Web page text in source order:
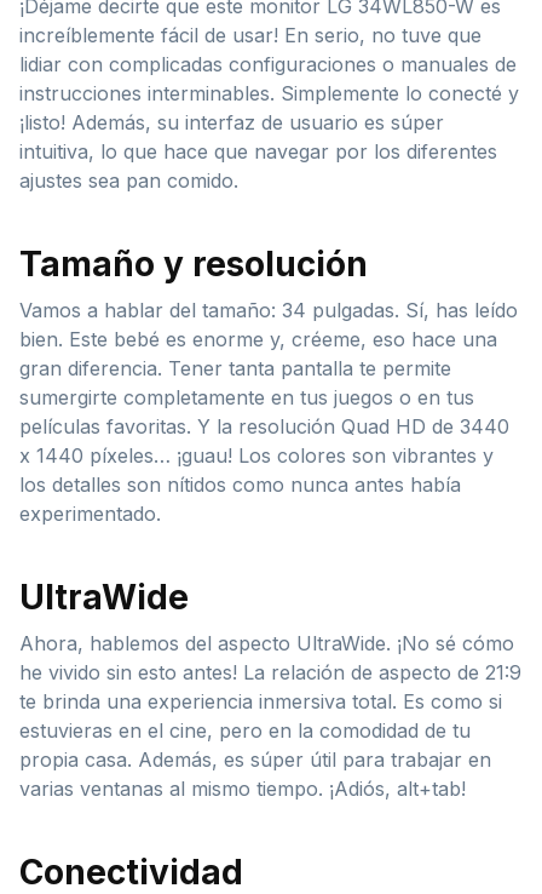
¡Déjame decirte que este monitor LG 34WL850-W es
increíblemente fácil de usar! En serio, no tuve que
lidiar con complicadas configuraciones o manuales de
instrucciones interminables. Simplemente lo conecté y
¡listo! Además, su interfaz de usuario es súper
intuitiva, lo que hace que navegar por los diferentes
ajustes sea pan comido.
Tamaño y resolución
Vamos a hablar del tamaño: 34 pulgadas. Sí, has leído
bien. Este bebé es enorme y, créeme, eso hace una
gran diferencia. Tener tanta pantalla te permite
sumergirte completamente en tus juegos o en tus
películas favoritas. Y la resolución Quad HD de 3440
x 1440 píxeles… ¡guau! Los colores son vibrantes y
los detalles son nítidos como nunca antes había
experimentado.
UltraWide
Ahora, hablemos del aspecto UltraWide. ¡No sé cómo
he vivido sin esto antes! La relación de aspecto de 21:9
te brinda una experiencia inmersiva total. Es como si
estuvieras en el cine, pero en la comodidad de tu
propia casa. Además, es súper útil para trabajar en
varias ventanas al mismo tiempo. ¡Adiós, alt+tab!
Conectividad